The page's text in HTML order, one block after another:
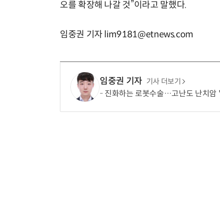
오를 확장해 나갈 것”이라고 말했다.
임중권 기자 lim9181@etnews.com
임중권 기자 기사 더보기
진화하는 로봇수술…고난도 난치암